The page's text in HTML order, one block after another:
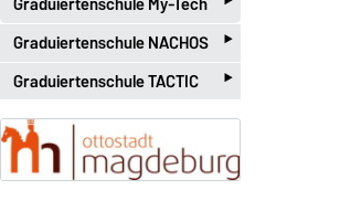
Informationen.
Bitte nehmen Sie Kontakt auf
zum Team
Forschungsförderung
cometin@ovgu.de
Graduiertenschule TACTIC ‣
Dr. Achim Engelhorn
Tel.: 0391-67-57645
t
Graduiertenschule NACHOS ‣
Bianca Lange
Tel.: 0391-67-57228
bianca.lange@ovgu.de
PD Dr. Holger Eisele
Tel.: 0391-67-51713
holger.eisele@ovgu.de
Stabstelle Mikrotechnologie